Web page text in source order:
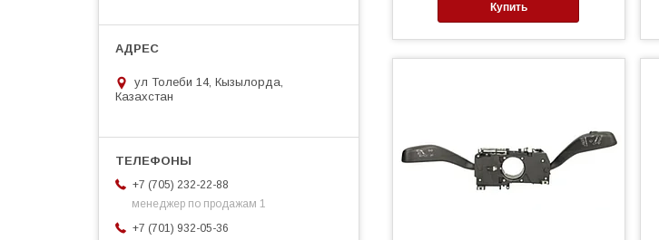
Купить
ул Толеби 14, Кызылорда,
Казахстан
+7 (705) 232-22-88
менеджер по продажам 1
+7 (701) 932-05-36